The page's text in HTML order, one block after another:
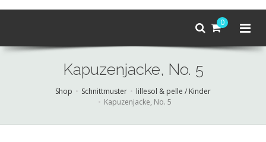
0
Kapuzenjacke, No. 5
Shop Schnittmuster
lillesol & pelle / Kinder
Kapuzenjacke, No. 5